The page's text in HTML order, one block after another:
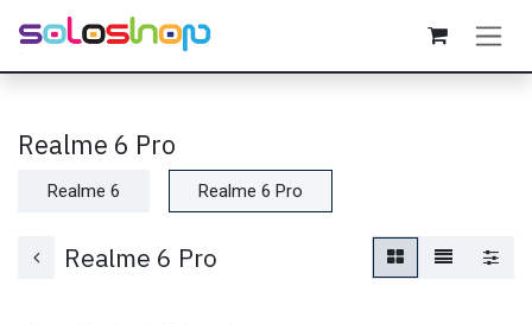
Passa al contenuto
Realme 6 Pro
Realme 6 Realme 6 Pro
Realme 6 Pro